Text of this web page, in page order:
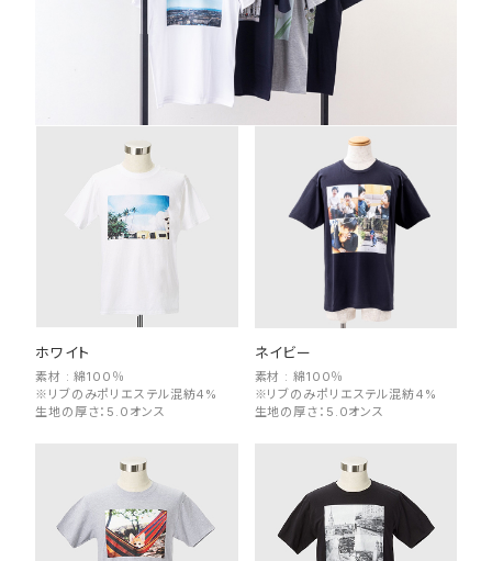
ホワイト
素材 : 綿100％
※リブのみポリエステル混紡4%
生地の厚さ：5.0オンス
ネイビー
素材 : 綿100％
※リブのみポリエステル混紡4%
生地の厚さ：5.0オンス